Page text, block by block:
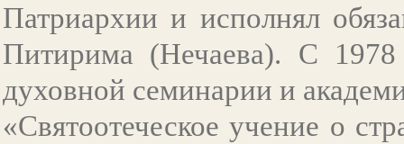
Патриархии и исполнял
Питирима (Нечаева). С
духовной семинарии и
«Святоотеческое учение о